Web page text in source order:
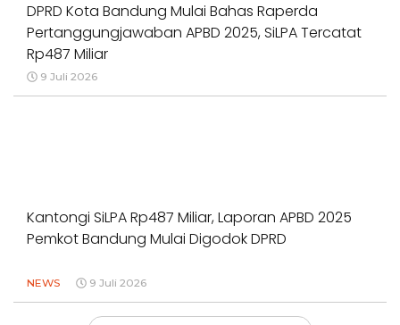
DPRD Kota Bandung Mulai Bahas Raperda
Pertanggungjawaban APBD 2025, SiLPA Tercatat
Rp487 Miliar
9 Juli 2026
Kantongi SiLPA Rp487 Miliar, Laporan APBD 2025
Pemkot Bandung Mulai Digodok DPRD
NEWS 9 Juli 2026